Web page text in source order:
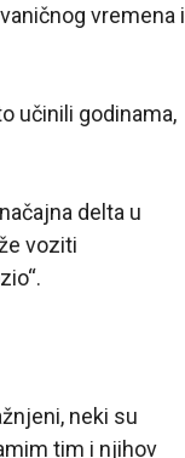
vremena i
učinili godinama,
delta u
voziti
neki su
tim i njihov